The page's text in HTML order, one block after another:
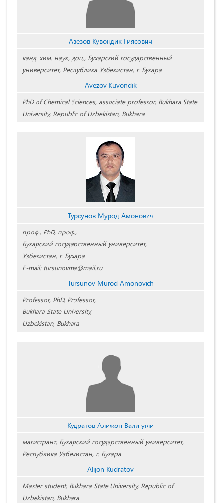
Авезов Кувондик Гиясович
канд. хим. наук, доц., Бухарский государственный
университет, Республика Узбекистан, г. Бухара
Avezov Kuvondik
PhD of Chemical Sciences, associate professor, Bukhara State
University, Republic of Uzbekistan, Bukhara
Турсунов Мурод Амонович
проф., PhD, проф.,
Бухарский государственный университет,
Узбекистан, г. Бухара
E-mail: tursunovma@mail.ru
Tursunov Murod Amonovich
Professor, PhD, Professor,
Bukhara State University,
Uzbekistan, Bukhara
Кудратов Алижон Вали угли
магистрант, Бухарский государственный университет,
Республика Узбекистан, г. Бухара
Alijon Kudratov
Master student, Bukhara State University, Republic of
Uzbekistan, Bukhara